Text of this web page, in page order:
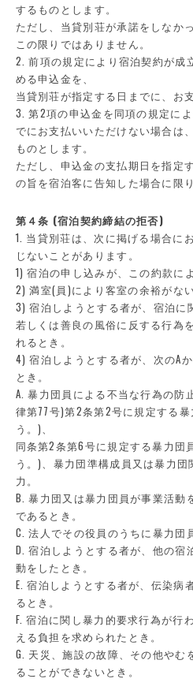
するものとします。
ただし、当貸別荘が承諾をしなか
この限りではありません。
2. 前項の規定により宿泊契約が成
める申込金を、
当貸別荘が指定する日までに、お
3. 第2項の申込金を同項の規定に
でにお支払いいただけない場合は
ものとします。
ただし、申込金の支払期日を指定
の旨を宿泊客に告知した場合に限り
第４条 (宿泊契約締結の拒否)
1. 当貸別荘は、次に掲げる場合に
じないことがあります。
1) 宿泊の申し込みが、この約款に
2) 満室(員)により客室の余裕がない
3) 宿泊しようとする者が、宿泊に
若しくは善良の風俗に反する行為
れるとき。
4) 宿泊しようとする者が、次のA
とき。
A. 暴力団員による不当な行為の防
律第77号)第2条第2号に規定する
う。)、
同条第2条第6号に規定する暴力団
う。)、暴力団準構成員又は暴力
力。
B. 暴力団又は暴力団員が事業活動
であるとき。
C. 法人でその役員のうちに暴力団
D. 宿泊しようとする者が、他の宿
動をしたとき。
E. 宿泊しようとする者が、伝染病
るとき。
F. 宿泊に関し暴力的要求行為が行
える負担を求められたとき。
G. 天災、施設の故障、その他やむ
ることができないとき。